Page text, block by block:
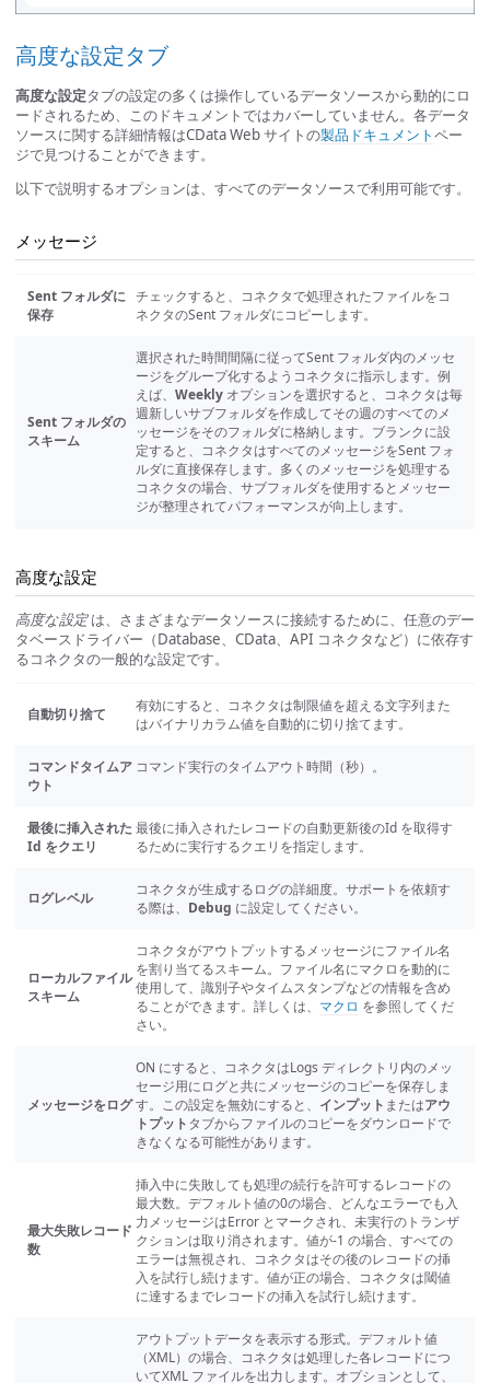
高度な設定タブ
高度な設定タブの設定の多くは操作しているデータソースから動的にロ
ードされるため、このドキュメントではカバーしていません。各データ
ソースに関する詳細情報はCData Web サイトの製品ドキュメントペー
ジで見つけることができます。
以下で説明するオプションは、すべてのデータソースで利用可能です。
メッセージ
Sent フォルダに
保存
チェックすると、コネクタで処理されたファイルをコ
ネクタのSent フォルダにコピーします。
Sent フォルダの
スキーム
選択された時間間隔に従ってSent フォルダ内のメッセ
ージをグループ化するようコネクタに指示します。例
えば、 Weekly オプションを選択すると、コネクタは毎
週新しいサブフォルダを作成してその週のすべてのメ
ッセージをそのフォルダに格納します。ブランクに設
定すると、コネクタはすべてのメッセージをSent フォ
ルダに直接保存します。多くのメッセージを処理する
コネクタの場合、サブフォルダを使用するとメッセー
ジが整理されてパフォーマンスが向上します。
高度な設定
高度な設定は、さまざまなデータソースに接続するために、任意のデー
タベースドライバー（Database、CData、API コネクタなど）に依存す
るコネクタの一般的な設定です。
自動切り捨て
有効にすると、コネクタは制限値を超える文字列また
はバイナリカラム値を自動的に切り捨てます。
コマンドタイムア
ウト
コマンド実行のタイムアウト時間（秒）。
最後に挿入された
Id をクエリ
最後に挿入されたレコードの自動更新後のId を取得す
るために実行するクエリを指定します。
ログレベル
コネクタが生成するログの詳細度。サポートを依頼す
る際は、 Debug に設定してください。
ローカルファイル
スキーム
コネクタがアウトプットするメッセージにファイル名
を割り当てるスキーム。ファイル名にマクロを動的に
使用して、識別子やタイムスタンプなどの情報を含め
ることができます。詳しくは、 マクロ を参照してくだ
さい。
メッセージをログ
ON にすると、コネクタはLogs ディレクトリ内のメッ
セージ用にログと共にメッセージのコピーを保存しま
す。この設定を無効にすると、 インプット またはアウ
トプットタブからファイルのコピーをダウンロードで
きなくなる可能性があります。
最大失敗レコード
数
挿入中に失敗しても処理の続行を許可するレコードの
最大数。デフォルト値の0の場合、どんなエラーでも入
力メッセージはError とマークされ、未実行のトランザ
クションは取り消されます。値が-1 の場合、すべての
エラーは無視され、コネクタはその後のレコードの挿
入を試行し続けます。値が正の場合、コネクタは閾値
に達するまでレコードの挿入を試行し続けます。
アウトプットデータを表示する形式。デフォルト値
（XML）の場合、コネクタは処理した各レコードにつ
いてXML ファイルを出力します。オプションとして、